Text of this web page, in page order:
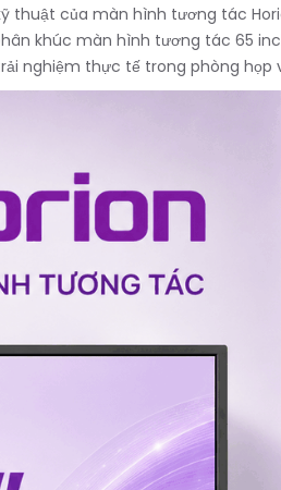
thuật của màn hình tương tác
khúc màn hình tương tác 65
nghiệm thực tế trong phòng họp